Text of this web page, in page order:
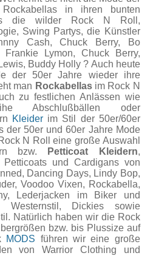
in ihren bunten
die wilder Rock N Roll,
Swing Partys, die Künstler
Cash, Chuck Berry, Bo
Frankie Lymon, Chuck Berry,
Buddy Holly ? Auch heute
der 50er Jahre wieder ihre
man Rockabellasim Rock N
zu festlichen Anlässen wie
Abschlußbällen oder
Kleider im Stil der 50er/60er
der 50er und 60er Jahre Mode
N Roll eine große Auswahl
bzw.
Petticoat Kleidern,
Petticoats und Cardigans von
Dancing Days, Lindy Bop,
Voodoo Vixen, Rockabella,
Lederjacken im Biker und
Westernstil, Dickies sowie
Natürlich haben wir die Rock
bzw. bis Plussize auf
MODS führen wir eine große
von Warrior Clothing und